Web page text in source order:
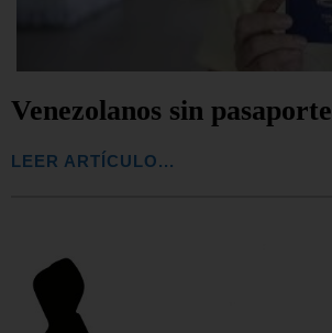
Venezolanos sin pasaporte
LEER ARTÍCULO...